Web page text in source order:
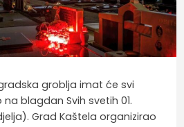
groblja imat će svi
blagdan Svih svetih 01.
Grad Kaštela organizirao